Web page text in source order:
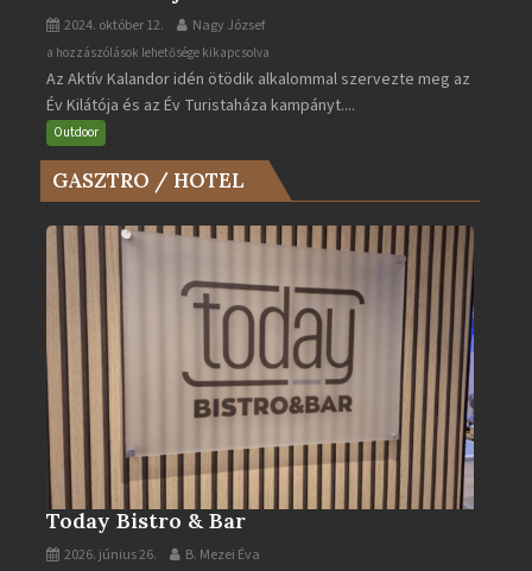
2024. október 12. Nagy József
Az
Év
Kilátója
és
az
Év
bejegyzéshez
a hozzászólások lehetősége kikapcsolva
Az Aktív Kalandor idén ötödik alkalommal szervezte meg az
Év Kilátója és az Év Turistaháza kampányt....
Outdoor
GASZTRO / HOTEL
Today Bistro & Bar
2026. június 26. B. Mezei Éva